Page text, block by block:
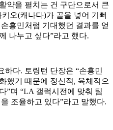
약을 펼치는 건 구단으로서 큰
오(캐나다)가 골을 넣어 기뻐
흥민처럼 기대했던 결과를 얻
나누고 싶다”라고 했다.
하다. 토링턴 단장은 “손흥민
했기 때문에 정신적, 육체적으
”며 “LA 갤럭시전에 맞춰 팀
조율하고 있다”라고 말했다.